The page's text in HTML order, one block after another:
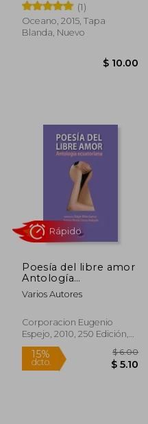
Rápido
Rápido
(1)
Oceano, 2015, Tapa
Blanda, Nuevo
Poesía del libre amor
Antología
ecuatoriana
Varios Autores
Corporacion Eugenio
Espejo, 2010, 250 Edición,
Tapa Blanda, Nuevo